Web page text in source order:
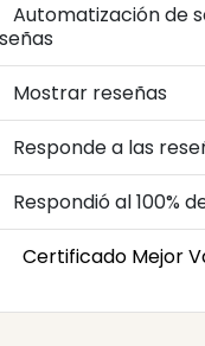
Automatización de
Mostrar reseñas
Responde a las
Respondió al 100%
Certificado Mejor